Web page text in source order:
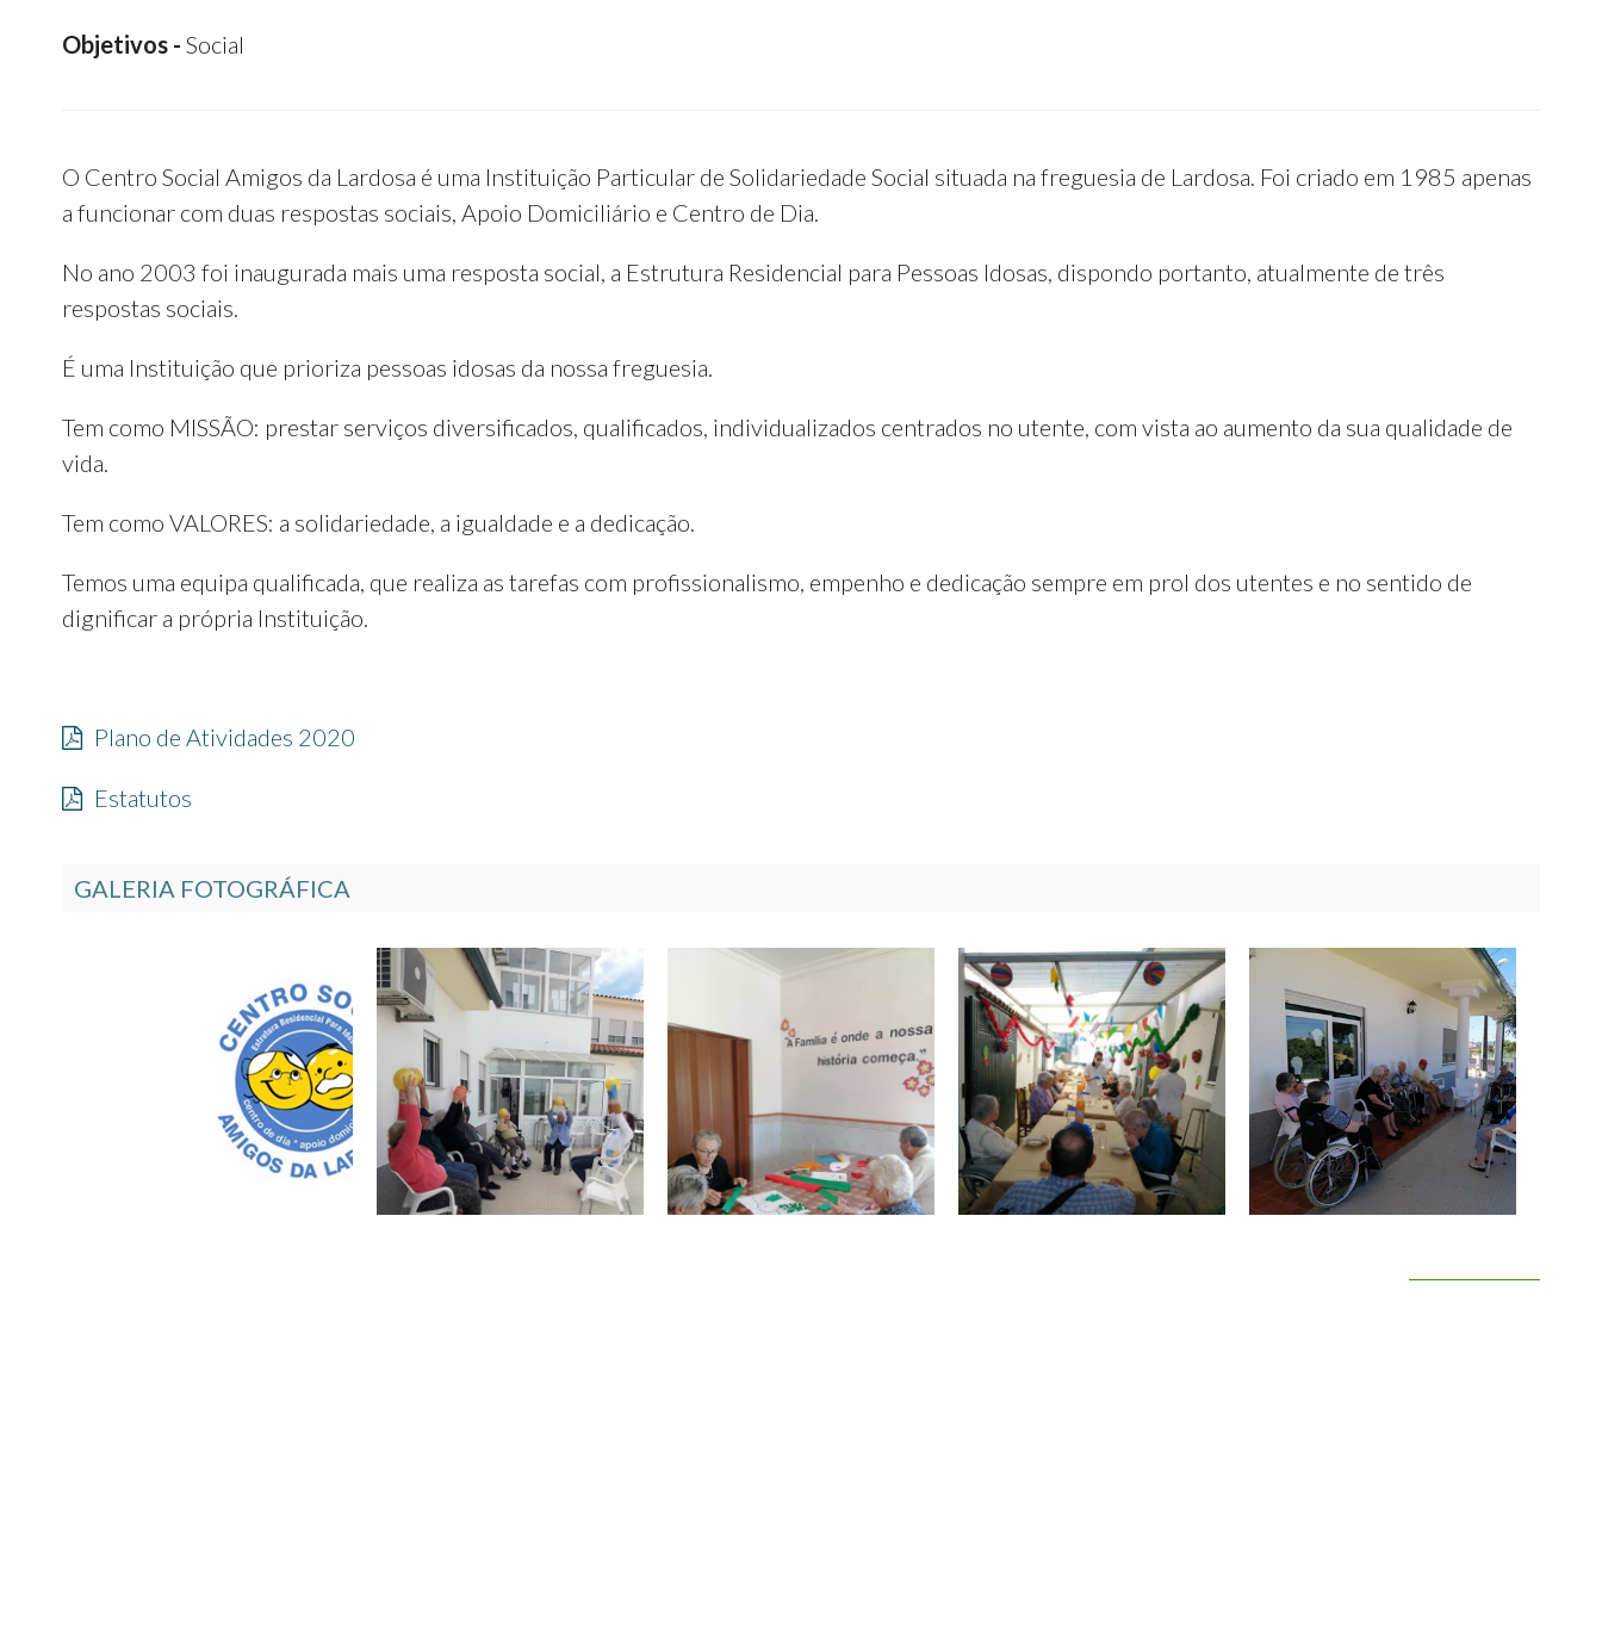
Objetivos - Social
O Centro Social Amigos da Lardosa é uma Instituição Particular de Solidariedade Social situada na freguesia de Lardosa. Foi criado em 1985 apenas
a funcionar com duas respostas sociais, Apoio Domiciliário e Centro de Dia.
No ano 2003 foi inaugurada mais uma resposta social, a Estrutura Residencial para Pessoas Idosas, dispondo portanto, atualmente de três
respostas sociais.
É uma Instituição que prioriza pessoas idosas da nossa freguesia.
Tem como MISSÃO: prestar serviços diversificados, qualificados, individualizados centrados no utente, com vista ao aumento da sua qualidade de
vida.
Tem como VALORES: a solidariedade, a igualdade e a dedicação.
Temos uma equipa qualificada, que realiza as tarefas com profissionalismo, empenho e dedicação sempre em prol dos utentes e no sentido de
dignificar a própria Instituição.
Plano de Atividades 2020
Estatutos
GALERIA FOTOGRÁFICA